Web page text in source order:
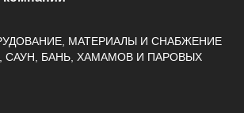
МАТЕРИАЛЫ И СНАБЖЕНИЕ
САУН, БАНЬ, ХАМАМОВ И ПАРОВЫХ